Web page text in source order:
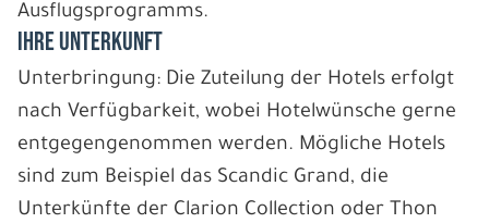
Ausflugsprogramms.
IHRE UNTERKUNFT
Unterbringung: Die Zuteilung der Hotels erfolgt
nach Verfügbarkeit, wobei Hotelwünsche gerne
entgegengenommen werden. Mögliche Hotels
sind zum Beispiel das Scandic Grand, die
Unterkünfte der Clarion Collection oder Thon